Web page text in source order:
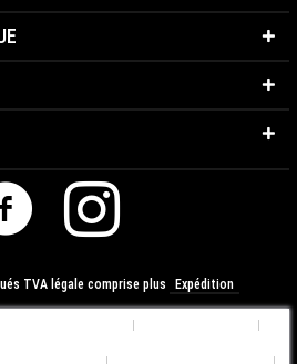
TVA légale comprise plus Expédition